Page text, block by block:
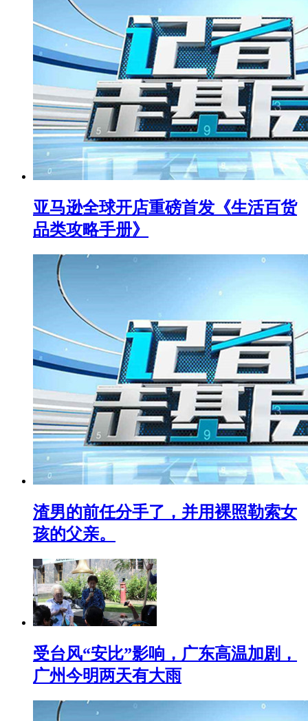
亚马逊全球开店重磅首发《生活百货
品类攻略手册》
渣男的前任分手了，并用裸照勒索女
孩的父亲。
受台风“安比”影响，广东高温加剧，
广州今明两天有大雨